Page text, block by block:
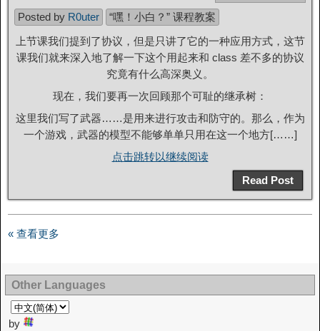
Posted by R0uter
“嘿！小白？” 课程教案
上节课我们提到了协议，但是只讲了它的一种应用方式，这节
课我们就来深入地了解一下这个用起来和 class 差不多的协议
究竟有什么高深奥义。
现在，我们要再一次回顾那个可耻的继承树：
这里我们写了武器……是用来进行攻击和防守的。那么，作为
一个游戏，武器的模型不能够单单只用在这一个地方[……]
点击跳转以继续阅读
Read Post
« 查看更多
Other Languages
by